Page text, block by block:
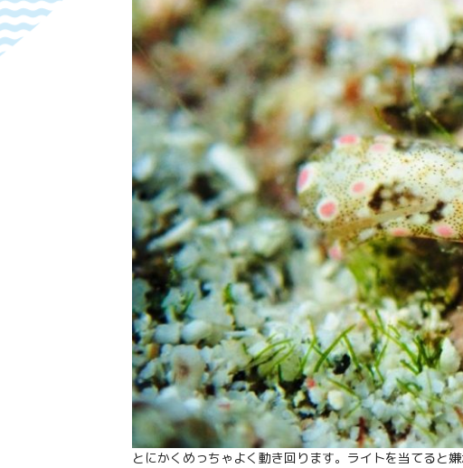
とにかくめっちゃよく動き回ります。ライトを当てると